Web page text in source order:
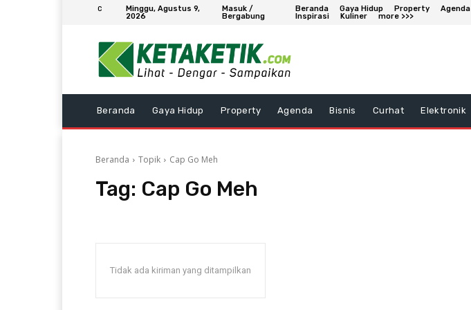
C
Minggu, Agustus 9,
2026
Masuk /
Bergabung
Beranda Gaya Hidup Property Agenda
Inspirasi
Kuliner more >>>
Beranda Gaya Hidup Property Agenda Bisnis Curhat Elektronik
Beranda Topik Cap Go Meh
Tag: Cap Go Meh
Tidak ada kiriman yang ditampilkan